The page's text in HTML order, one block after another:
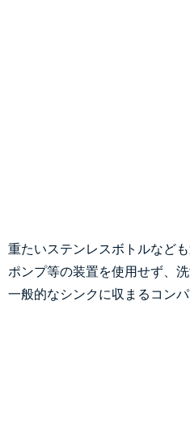
重たいステンレスボトルなど
ポンプ等の装置を使用せず、
一般的なシンクに収まるコン